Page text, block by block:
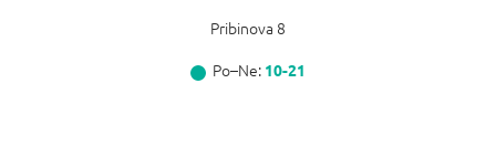
Pribinova 8
Po–Ne: 10-21